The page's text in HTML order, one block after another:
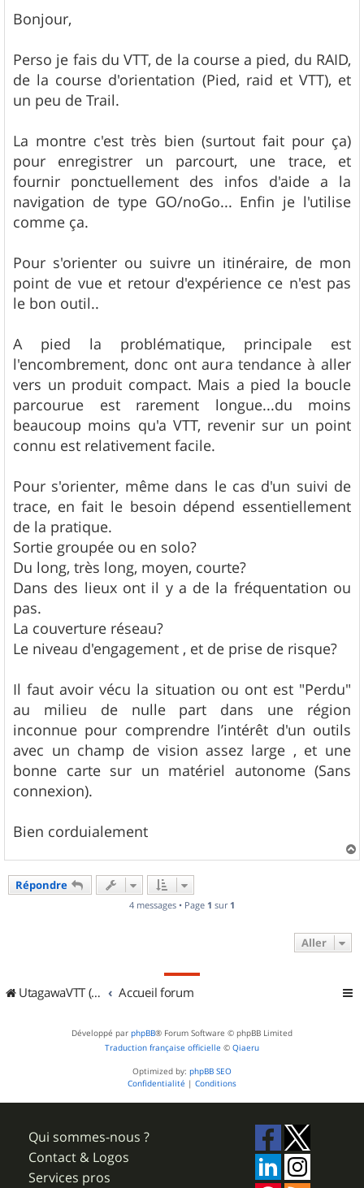
s
s
g
e
Bonjour,
Perso je fais du VTT, de la course a pied, du RAID,
de la course d'orientation (Pied, raid et VTT), et
un peu de Trail.
La montre c'est très bien (surtout fait pour ça)
pour enregistrer un parcourt, une trace, et
fournir ponctuellement des infos d'aide a la
navigation de type GO/noGo... Enfin je l'utilise
comme ça.
Pour s'orienter ou suivre un itinéraire, de mon
point de vue et retour d'expérience ce n'est pas
le bon outil..
A pied la problématique, principale est
l'encombrement, donc ont aura tendance à aller
vers un produit compact. Mais a pied la boucle
parcourue est rarement longue...du moins
beaucoup moins qu'a VTT, revenir sur un point
connu est relativement facile.
Pour s'orienter, même dans le cas d'un suivi de
trace, en fait le besoin dépend essentiellement
de la pratique.
Sortie groupée ou en solo?
Du long, très long, moyen, courte?
Dans des lieux ont il y a de la fréquentation ou
pas.
La couverture réseau?
Le niveau d'engagement , et de prise de risque?
Il faut avoir vécu la situation ou ont est "Perdu"
au milieu de nulle part dans une région
inconnue pour comprendre l’intérêt d'un outils
avec un champ de vision assez large , et une
bonne carte sur un matériel autonome (Sans
connexion).
Bien corduialement
a
Répondre
4 messages • Page 1 sur 1
Aller
UtagawaVTT (Randos VTT et VTTAE avec traces GPS) Accueil forum
Développé par phpBB® Forum Software © phpBB Limited
Traduction française officielle © Qiaeru
Optimized by: phpBB SEO
Confidentialité | Conditions
Qui sommes-nous ?
Contact & Logos
Services pros